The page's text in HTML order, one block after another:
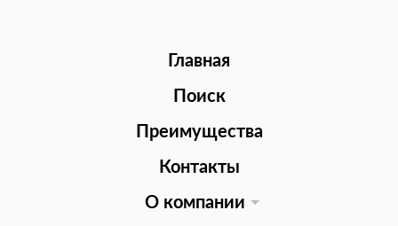
Главная
Поиск
Преимущества
Контакты
О компании